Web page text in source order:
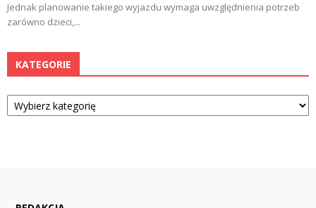
Jednak planowanie takiego wyjazdu wymaga uwzględnienia potrzeb
zarówno dzieci,...
KATEGORIE
Kategorie